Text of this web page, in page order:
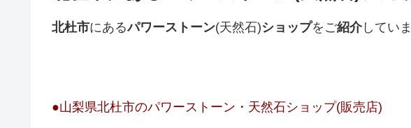
北杜市にあるパワーストーン(天然石)ショップをご紹介していま
●山梨県北杜市のパワーストーン・天然石ショップ(販売店)